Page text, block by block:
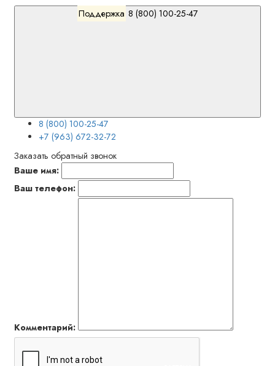
Поддержка
8 (800) 100-25-47
+7 (963) 672-32-72
Заказать обратный звонок
Ваше имя:
Ваш телефон:
Комментарий: